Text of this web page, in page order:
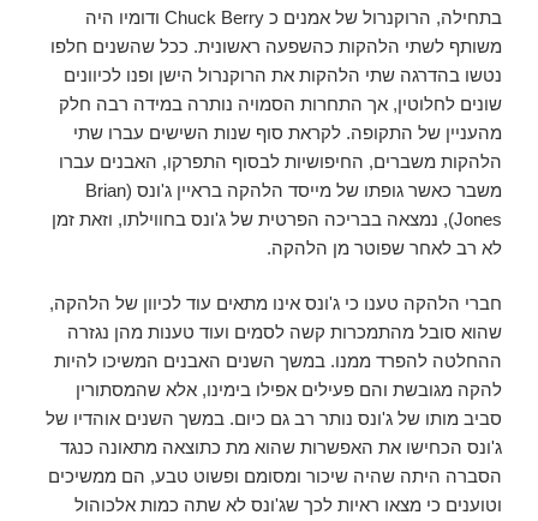
בתחילה, הרוקנרול של אמנים כ Chuck Berry ודומיו היה
משותף לשתי הלהקות כהשפעה ראשונית. ככל שהשנים חלפו
נטשו בהדרגה שתי הלהקות את הרוקנרול הישן ופנו לכיוונים
שונים לחלוטין, אך התחרות הסמויה נותרה במידה רבה חלק
מהעניין של התקופה. לקראת סוף שנות השישים עברו שתי
הלהקות משברים, החיפושיות לבסוף התפרקו, האבנים עברו
משבר כאשר גופתו של מייסד הלהקה בראיין ג'ונס (Brian
Jones), נמצאה בבריכה הפרטית של ג'ונס בחווילתו, וזאת זמן
לא רב לאחר שפוטר מן הלהקה.
חברי הלהקה טענו כי ג'ונס אינו מתאים עוד לכיוון של הלהקה,
שהוא סובל מהתמכרות קשה לסמים ועוד טענות מהן נגזרה
ההחלטה להפרד ממנו. במשך השנים האבנים המשיכו להיות
להקה מגובשת והם פעילים אפילו בימינו, אלא שהמסתורין
סביב מותו של ג'ונס נותר רב גם כיום. במשך השנים אוהדיו של
ג'ונס הכחישו את האפשרות שהוא מת כתוצאה מתאונה כנגד
הסברה היתה שהיה שיכור ומסומם ופשוט טבע, הם ממשיכים
וטוענים כי מצאו ראיות לכך שג'ונס לא שתה כמות אלכוהול